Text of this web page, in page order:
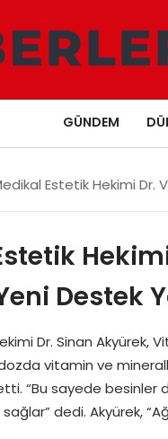
GÜNDEM
Estetik Hekimi Dr.
Destek
Dr. Sinan Akyürek,
vitamin ve
“Bu sayede
dedi. Akyürek,